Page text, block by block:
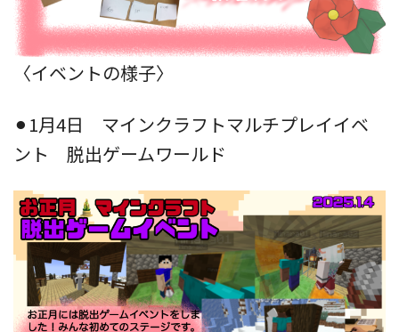
〈イベントの様子〉
⚫︎1月4日 マインクラフトマルチプレイイベ
ント 脱出ゲームワールド